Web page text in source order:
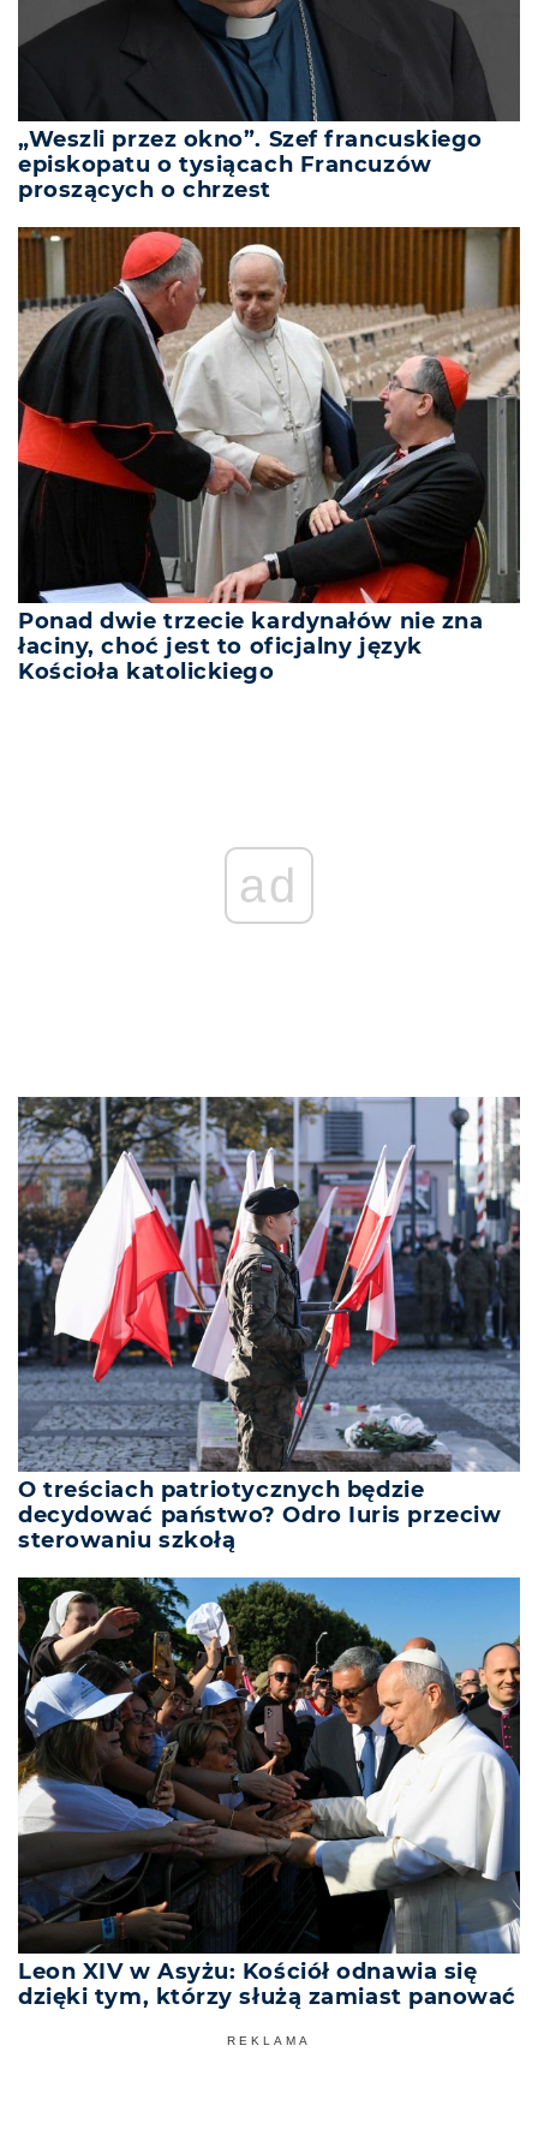
„Weszli przez okno”. Szef francuskiego
episkopatu o tysiącach Francuzów
proszących o chrzest
Ponad dwie trzecie kardynałów nie zna
łaciny, choć jest to oficjalny język
Kościoła katolickiego
ad
O treściach patriotycznych będzie
decydować państwo? Odro Iuris przeciw
sterowaniu szkołą
Leon XIV w Asyżu: Kościół odnawia się
dzięki tym, którzy służą zamiast panować
REKLAMA